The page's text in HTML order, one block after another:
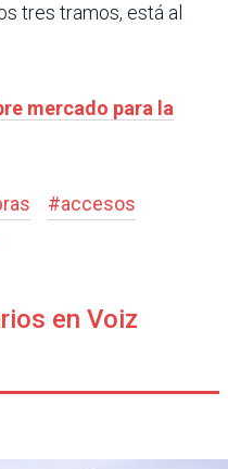
tres tramos, está al
mercado para la
#accesos
en Voiz